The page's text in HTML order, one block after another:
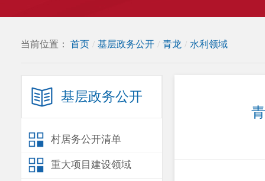
当前位置： 首页 / 基层政务公开 / 青龙 / 水利领域
基层政务公开
村居务公开清单
重大项目建设领域